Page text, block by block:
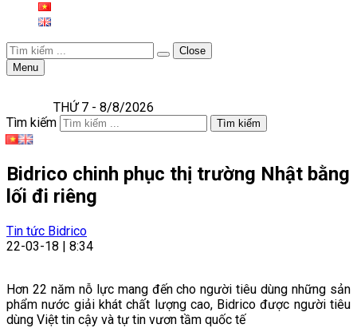
Close
Menu
THỨ 7 - 8/8/2026
Tìm kiếm
Tìm kiếm
Bidrico chinh phục thị trường Nhật bằng
lối đi riêng
Tin tức Bidrico
22-03-18 | 8:34
Hơn 22 năm nỗ lực mang đến cho người tiêu dùng những sản
phẩm nước giải khát chất lượng cao, Bidrico được người tiêu
dùng Việt tin cậy và tự tin vươn tầm quốc tế